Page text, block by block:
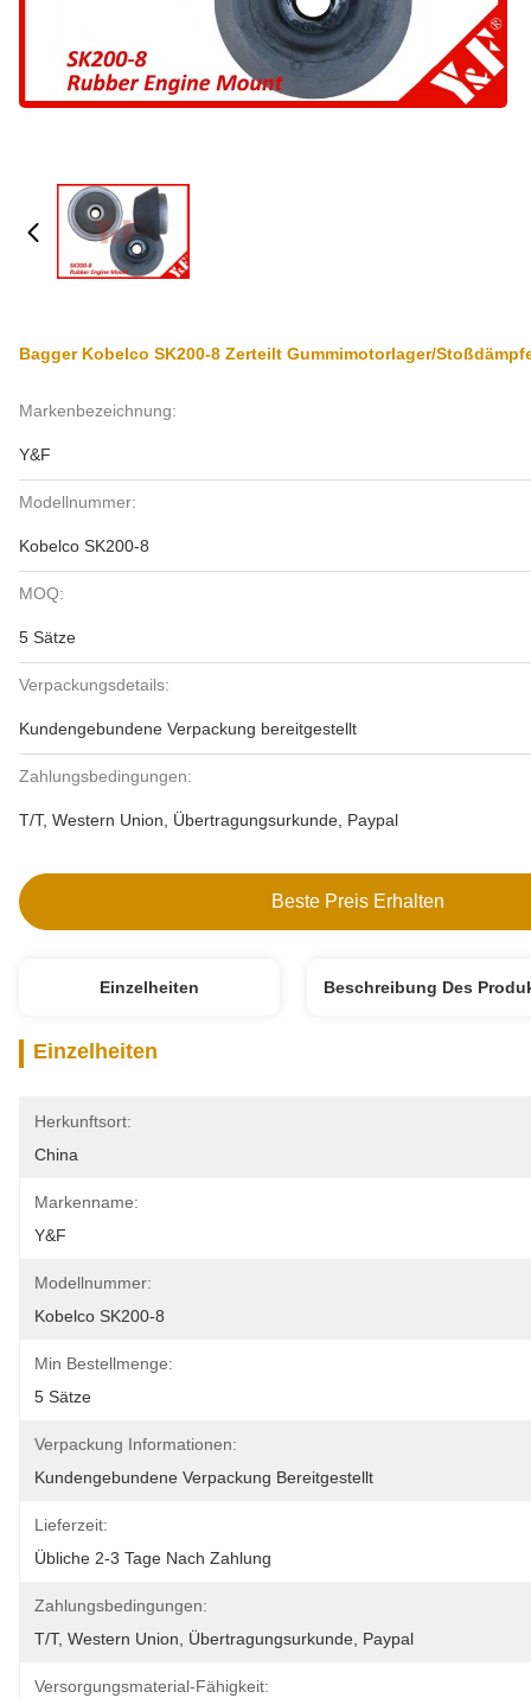
Bagger Kobelco SK200-8 Zerteilt Gummimotorlager/
Markenbezeichnung:
Y&F
Modellnummer:
Kobelco SK200-8
MOQ:
5 Sätze
Verpackungsdetails:
Kundengebundene Verpackung bereitgestellt
Zahlungsbedingungen:
T/T, Western Union, Übertragungsurkunde, Paypal
Beste Preis Erhalten
Einzelheiten Beschreibung Des
Einzelheiten
Herkunftsort:
China
Markenname:
Y&F
Modellnummer:
Kobelco SK200-8
Min Bestellmenge:
5 Sätze
Verpackung Informationen:
Kundengebundene Verpackung Bereitgestellt
Lieferzeit:
Übliche 2-3 Tage Nach Zahlung
Zahlungsbedingungen:
T/T, Western Union, Übertragungsurkunde, Paypal
Versorgungsmaterial-Fähigkeit: